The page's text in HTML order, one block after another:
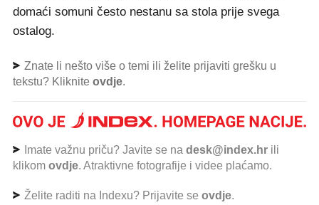
domaći somuni često nestanu sa stola prije svega
ostalog.
Znate li nešto više o temi ili želite prijaviti grešku u
tekstu? Kliknite ovdje.
Imate važnu priču? Javite se na desk@index.hr ili
klikom ovdje. Atraktivne fotografije i videe plaćamo.
Želite raditi na Indexu? Prijavite se ovdje.